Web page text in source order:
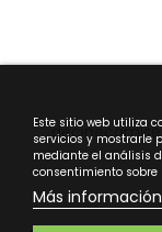
Este sitio web utiliza
servicios y mostrarle
mediante el análisis
consentimiento sobre
Más información